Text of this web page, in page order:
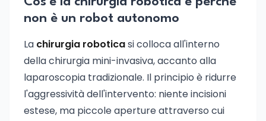
non è un robot autonomo
La chirurgia roboticasi colloca all'interno
della chirurgia mini-invasiva, accanto alla
laparoscopia tradizionale. Il principio è ridurre
l'aggressività dell'intervento: niente incisioni
estese, ma piccole aperture attraverso cui